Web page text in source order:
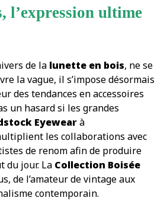
l’expression ultime
de la lunette en bois, ne se
la vague, il s’impose désormais
des tendances en accessoires
un hasard si les grandes
Eyewearà
les collaborations avec
de renom afin de produire
du jour. La Collection Boisée
de l’amateur de vintage aux
contemporain.